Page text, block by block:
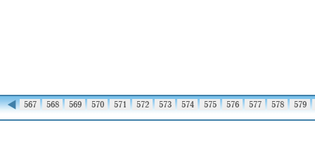
◀
566 567 568 569 570 571 572 573 574 575 576 577 578 579